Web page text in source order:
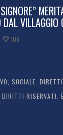
VILLAGGIO
106
SOCIALE.
RISERVATI. È